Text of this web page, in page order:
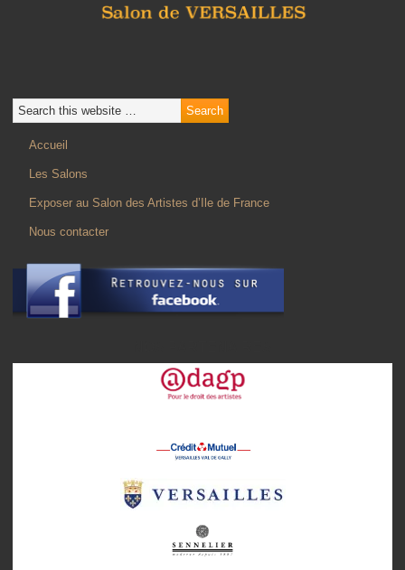
Accueil
Les Salons
Exposer au Salon des Artistes d’Ile de France
Nous contacter